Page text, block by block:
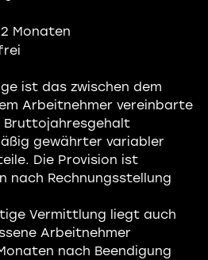
Monaten
ist das zwischen dem
Arbeitnehmer vereinbarte
gewährter variabler
Die Provision ist
nach Rechnungsstellung
Vermittlung liegt auch
Arbeitnehmer
nach Beendigung